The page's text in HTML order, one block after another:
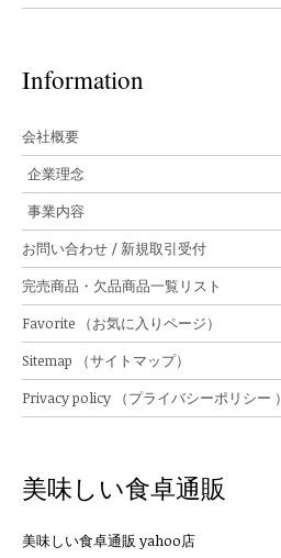
Information
会社概要
企業理念
事業内容
お問い合わせ / 新規取引受付
完売商品・欠品商品一覧リスト
Favorite （お気に入りページ）
Sitemap （サイトマップ）
Privacy policy （プライバシーポリシー ）
美味しい食卓通販
美味しい食卓通販 yahoo店